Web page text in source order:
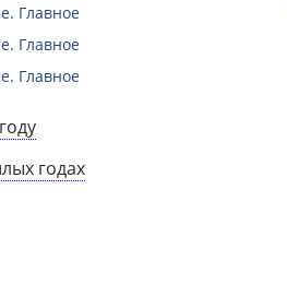
Главное
Главное
Главное
годах